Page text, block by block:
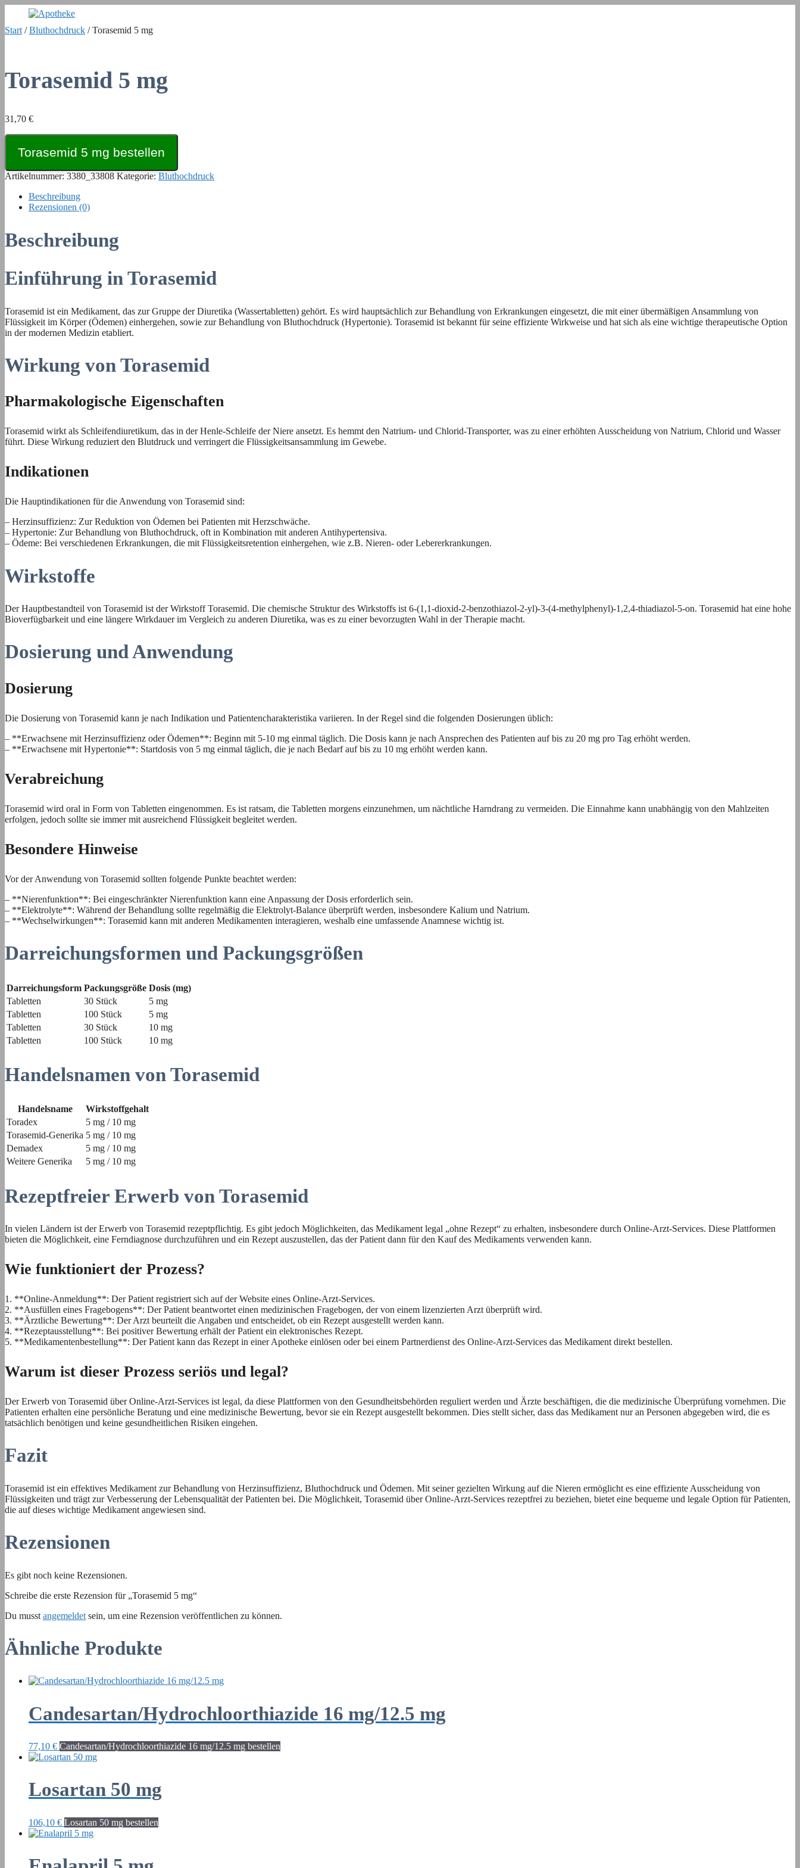
springen
Start /Bluthochdruck / Torasemid 5 mg
Torasemid 5 mg
31,70 €
Torasemid 5 mg bestellen
Artikelnummer: 3380_33808 Kategorie: Bluthochdruck
Beschreibung
Rezensionen (0)
Beschreibung
Einführung in Torasemid
Torasemid ist ein Medikament, das zur Gruppe der Diuretika (Wassertabletten) gehört. Es wird hauptsächlich zur Behandlung von Erkrankungen eingesetzt, die mit einer übermäßigen Ansammlung von
Flüssigkeit im Körper (Ödemen) einhergehen, sowie zur Behandlung von Bluthochdruck (Hypertonie). Torasemid ist bekannt für seine effiziente Wirkweise und hat sich als eine wichtige therapeutische Option
in der modernen Medizin etabliert.
Wirkung von Torasemid
Pharmakologische Eigenschaften
Torasemid wirkt als Schleifendiuretikum, das in der Henle-Schleife der Niere ansetzt. Es hemmt den Natrium- und Chlorid-Transporter, was zu einer erhöhten Ausscheidung von Natrium, Chlorid und Wasser
führt. Diese Wirkung reduziert den Blutdruck und verringert die Flüssigkeitsansammlung im Gewebe.
Indikationen
Die Hauptindikationen für die Anwendung von Torasemid sind:
– Herzinsuffizienz: Zur Reduktion von Ödemen bei Patienten mit Herzschwäche.
– Hypertonie: Zur Behandlung von Bluthochdruck, oft in Kombination mit anderen Antihypertensiva.
– Ödeme: Bei verschiedenen Erkrankungen, die mit Flüssigkeitsretention einhergehen, wie z.B. Nieren- oder Lebererkrankungen.
Wirkstoffe
Der Hauptbestandteil von Torasemid ist der Wirkstoff Torasemid. Die chemische Struktur des Wirkstoffs ist 6-(1,1-dioxid-2-benzothiazol-2-yl)-3-(4-methylphenyl)-1,2,4-thiadiazol-5-on. Torasemid hat eine hohe
Bioverfügbarkeit und eine längere Wirkdauer im Vergleich zu anderen Diuretika, was es zu einer bevorzugten Wahl in der Therapie macht.
Dosierung und Anwendung
Dosierung
Die Dosierung von Torasemid kann je nach Indikation und Patientencharakteristika variieren. In der Regel sind die folgenden Dosierungen üblich:
– **Erwachsene mit Herzinsuffizienz oder Ödemen**: Beginn mit 5-10 mg einmal täglich. Die Dosis kann je nach Ansprechen des Patienten auf bis zu 20 mg pro Tag erhöht werden.
– **Erwachsene mit Hypertonie**: Startdosis von 5 mg einmal täglich, die je nach Bedarf auf bis zu 10 mg erhöht werden kann.
Verabreichung
Torasemid wird oral in Form von Tabletten eingenommen. Es ist ratsam, die Tabletten morgens einzunehmen, um nächtliche Harndrang zu vermeiden. Die Einnahme kann unabhängig von den Mahlzeiten
erfolgen, jedoch sollte sie immer mit ausreichend Flüssigkeit begleitet werden.
Besondere Hinweise
Vor der Anwendung von Torasemid sollten folgende Punkte beachtet werden:
– **Nierenfunktion**: Bei eingeschränkter Nierenfunktion kann eine Anpassung der Dosis erforderlich sein.
– **Elektrolyte**: Während der Behandlung sollte regelmäßig die Elektrolyt-Balance überprüft werden, insbesondere Kalium und Natrium.
– **Wechselwirkungen**: Torasemid kann mit anderen Medikamenten interagieren, weshalb eine umfassende Anamnese wichtig ist.
Darreichungsformen und Packungsgrößen
Darreichungsform Packungsgröße Dosis (mg)
Tabletten
30 Stück
5 mg
Tabletten
100 Stück
5 mg
Tabletten
30 Stück
10 mg
Tabletten
100 Stück 10 mg
Handelsnamen von Torasemid
Handelsname
Wirkstoffgehalt
Toradex
5 mg / 10 mg
Torasemid-Generika 5 mg / 10 mg
Demadex
5 mg / 10 mg
Weitere Generika
5 mg / 10 mg
Rezeptfreier Erwerb von Torasemid
In vielen Ländern ist der Erwerb von Torasemid rezeptpflichtig. Es gibt jedoch Möglichkeiten, das Medikament legal „ohne Rezept“ zu erhalten, insbesondere durch Online-Arzt-Services. Diese Plattformen
bieten die Möglichkeit, eine Ferndiagnose durchzuführen und ein Rezept auszustellen, das der Patient dann für den Kauf des Medikaments verwenden kann.
Wie funktioniert der Prozess?
1. **Online-Anmeldung**: Der Patient registriert sich auf der Website eines Online-Arzt-Services.
2. **Ausfüllen eines Fragebogens**: Der Patient beantwortet einen medizinischen Fragebogen, der von einem lizenzierten Arzt überprüft wird.
3. **Ärztliche Bewertung**: Der Arzt beurteilt die Angaben und entscheidet, ob ein Rezept ausgestellt werden kann.
4. **Rezeptausstellung**: Bei positiver Bewertung erhält der Patient ein elektronisches Rezept.
5. **Medikamentenbestellung**: Der Patient kann das Rezept in einer Apotheke einlösen oder bei einem Partnerdienst des Online-Arzt-Services das Medikament direkt bestellen.
Warum ist dieser Prozess seriös und legal?
Der Erwerb von Torasemid über Online-Arzt-Services ist legal, da diese Plattformen von den Gesundheitsbehörden reguliert werden und Ärzte beschäftigen, die die medizinische Überprüfung vornehmen. Die
Patienten erhalten eine persönliche Beratung und eine medizinische Bewertung, bevor sie ein Rezept ausgestellt bekommen. Dies stellt sicher, dass das Medikament nur an Personen abgegeben wird, die es
tatsächlich benötigen und keine gesundheitlichen Risiken eingehen.
Fazit
Torasemid ist ein effektives Medikament zur Behandlung von Herzinsuffizienz, Bluthochdruck und Ödemen. Mit seiner gezielten Wirkung auf die Nieren ermöglicht es eine effiziente Ausscheidung von
Flüssigkeiten und trägt zur Verbesserung der Lebensqualität der Patienten bei. Die Möglichkeit, Torasemid über Online-Arzt-Services rezeptfrei zu beziehen, bietet eine bequeme und legale Option für Patienten,
die auf dieses wichtige Medikament angewiesen sind.
Rezensionen
Es gibt noch keine Rezensionen.
Schreibe die erste Rezension für „Torasemid 5 mg“
Du musst angemeldet sein, um eine Rezension veröffentlichen zu können.
Ähnliche Produkte
Candesartan/Hydrochloorthiazide 16 mg/12.5 mg
77,10 € Candesartan/Hydrochloorthiazide 16 mg/12.5 mg bestellen
Losartan 50 mg
106,10 € Losartan 50 mg bestellen